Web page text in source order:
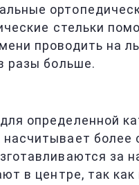
стельки
проводить на
разы больше.
определенной
более
за
в центре, так